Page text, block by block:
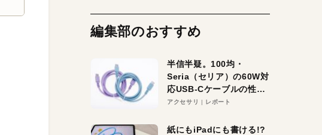
編集部のおすすめ
半信半疑。100均・
Seria（セリア）の60W対
応USB-Cケーブルの性能
を検証。超コスパの1本を
アクセサリ レポート
紙にもiPadにも書ける!?